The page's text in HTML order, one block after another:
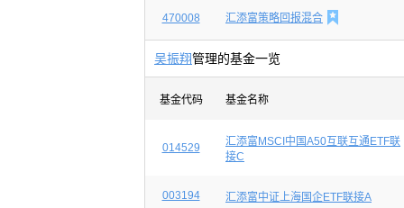
470008 汇添富策略回报混合 
吴振翔管理的基金一览
基金代码 基金名称
014529
汇添富MSCI中国A50互联互通ETF联
接C
003194 汇添富中证上海国企ETF联接A